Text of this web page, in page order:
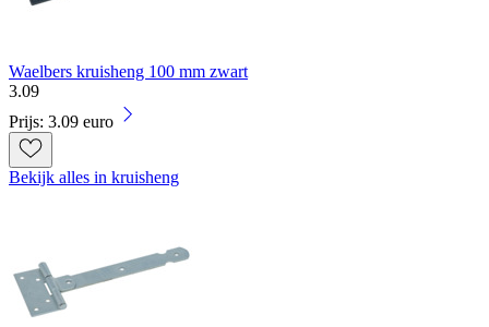
Waelbers kruisheng 100 mm zwart
3.09
Prijs: 3.09 euro
Bekijk alles in kruisheng